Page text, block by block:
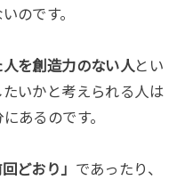
のです。
を創造力のない人とい
いかと考えられる人は
あるのです。
回どおり」 であったり、